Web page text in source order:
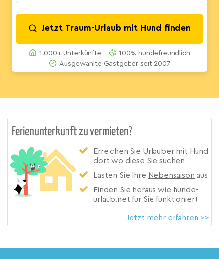
Jetzt Traum-Urlaub mit Hund finden
1.000+ Unterkünfte
100% hundefreundlich
Ausgewählte Gastgeber seit 2007
Ferienunterkunft zu vermieten?
Erreichen Sie Urlauber mit Hund
dort wo diese Sie suchen
Lasten Sie Ihre Nebensaison aus
Finden Sie heraus wie hunde-
urlaub.net für Sie funktioniert
Jetzt mehr erfahren >>